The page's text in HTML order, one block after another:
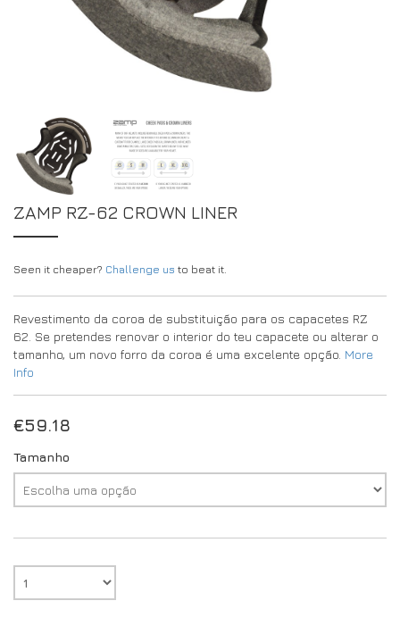
DRIVERS/PARTNERS
DRIVERS/PARTNERS
MY ACCOUNT
PÁGINA DE CONSULTA DO REVENDEDOR
FORMULÁRIO DE INSCRIÇÃO DE EMBAIXADOR
ZAMP RZ-62 CROWN LINER
Seen it cheaper? Challenge us to beat it.
Revestimento da coroa de substituição para os capacetes RZ
62. Se pretendes renovar o interior do teu capacete ou alterar o
tamanho, um novo forro da coroa é uma excelente opção. More
Info
€59.18
Tamanho